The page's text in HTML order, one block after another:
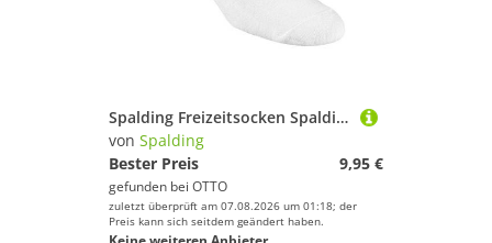
Spalding Freizeitsocken Spalding Low Cut Paar Socken Weiß Polyester
von Spalding
Bester Preis
9,95 €
gefunden bei OTTO
zuletzt überprüft am 07.08.2026 um 01:18; der
Preis kann sich seitdem geändert haben.